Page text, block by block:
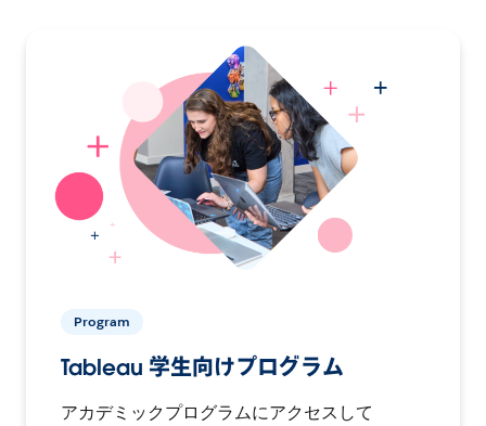
Program
Tableau 学生向けプログラム
アカデミックプログラムにアクセスして